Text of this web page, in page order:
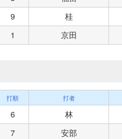
9 桂
1 京田
打順 打者
6 林
7 安部